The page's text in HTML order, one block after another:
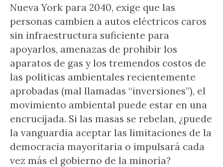
Nueva York para 2040, exige que las
personas cambien a autos eléctricos caros
sin infraestructura suficiente para
apoyarlos, amenazas de prohibir los
aparatos de gas y los tremendos costos de
las políticas ambientales recientemente
aprobadas (mal llamadas “inversiones”), el
movimiento ambiental puede estar en una
encrucijada. Si las masas se rebelan, ¿puede
la vanguardia aceptar las limitaciones de la
democracia mayoritaria o impulsará cada
vez más el gobierno de la minoría?